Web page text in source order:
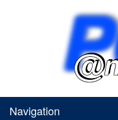
Navigation